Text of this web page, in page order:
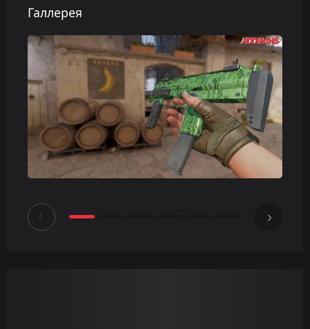
Галлерея